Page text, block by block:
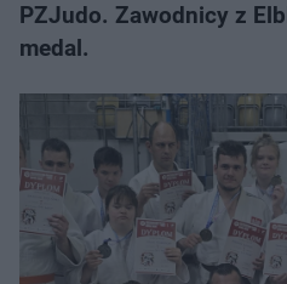
PZJudo. Zawodnicy z
medal.